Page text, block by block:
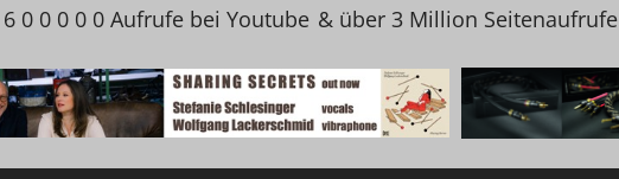
0 0 0 0 0 Aufrufe bei Youtube & über 3 Million Seitenaufrufe